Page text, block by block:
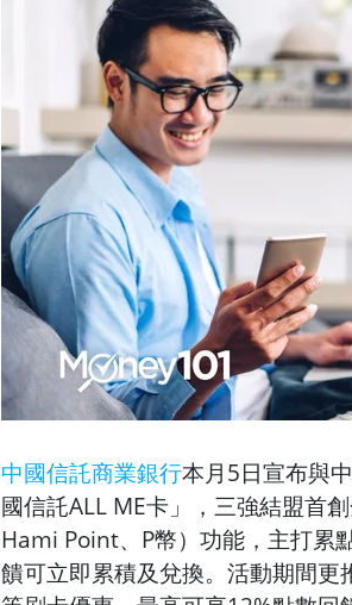
中國信託商業銀行本月5日宣布與
國信託ALL ME卡」，三強結盟首
Hami Point、P幣）功能，主打累
饋可立即累積及兌換。活動期間